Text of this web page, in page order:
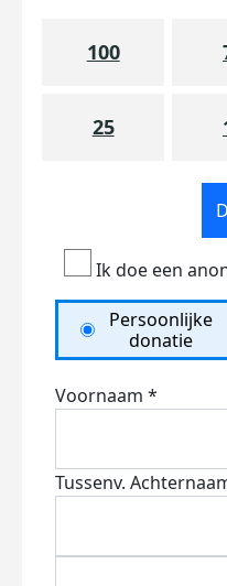
100
25
Ik doe een
Persoonlijke
donatie
Voornaam *
Tussenv.